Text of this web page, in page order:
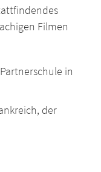
Filmen
in
der